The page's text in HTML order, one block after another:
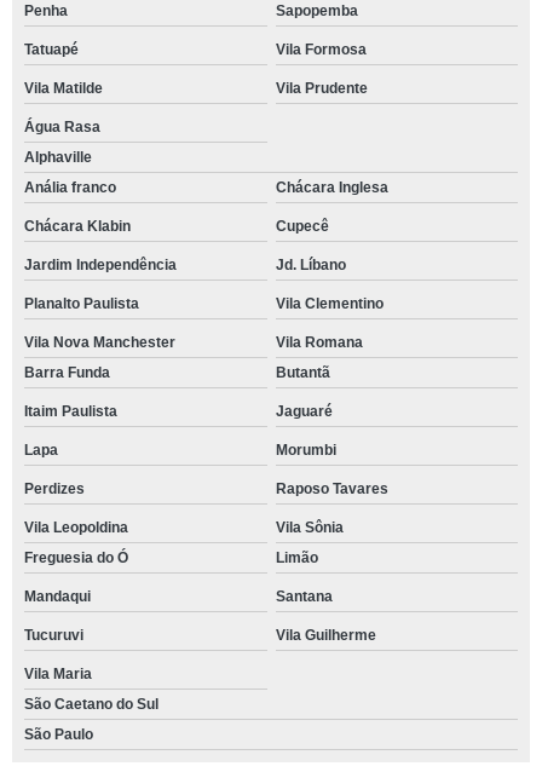
Penha Sapopemba
Tatuapé Vila Formosa
Vila Matilde Vila Prudente
Água Rasa
Alphaville
Anália franco
Chácara Inglesa
Chácara Klabin Cupecê
Jardim Independência Jd. Líbano
Planalto Paulista Vila Clementino
Vila Nova Manchester
Vila Romana
Barra Funda
Butantã
Itaim Paulista Jaguaré
Lapa Morumbi
Perdizes Raposo Tavares
Vila Leopoldina
Vila Sônia
Freguesia do Ó
Limão
Mandaqui Santana
Tucuruvi Vila Guilherme
Vila Maria
São Caetano do Sul
São Paulo